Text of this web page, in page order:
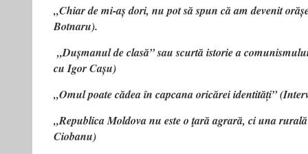
„Chiar de mi-aș dori, nu pot să spun că am devenit
Botnaru).
„Dușmanul de clasă” sau scurtă istorie a
cu Igor Cașu)
„Omul poate cădea în capcana oricărei identități”
„Republica Moldova nu este o ţară agrară, ci una
Ciobanu)